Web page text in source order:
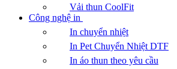
Vải thun CoolFit
Công nghệ in
In chuyển nhiệt
In Pet Chuyển Nhiệt DTF
In áo thun theo yêu cầu